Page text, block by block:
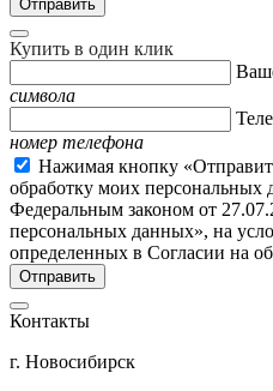
Купить в один клик
символа
номер телефона
Нажимая кнопку
обработку моих персональных
Федеральным законом от
персональных данных», на
определенных в Согласии на
Контакты
г. Новосибирск